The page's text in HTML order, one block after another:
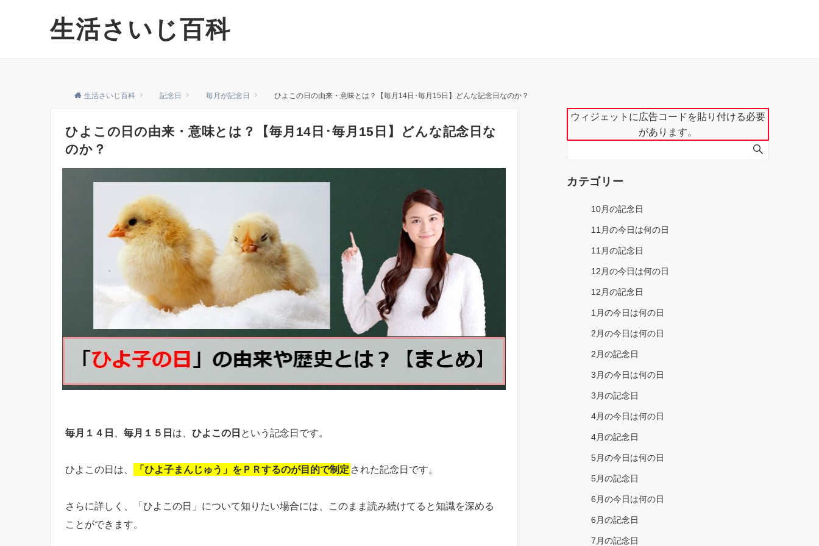
生活さいじ百科
生活さいじ百科 記念日 毎月が記念日 ひよこの日の由来・意味とは？【毎月14日･毎月15日】どんな記念日なのか？
ひよこの日の由来・意味とは？【毎月14日･毎月15日】どんな記念日な
のか？
毎月１４日 毎月１５日 は、 ひよこの日 という記念日です。
ひよこの日は、 「ひよ子まんじゅう」をＰＲするのが目的で制定 された記念日です。
さらに詳しく、「ひよこの日」について知りたい場合には、このまま読み続けてると知識を深める
ことができます。
ウィジェットに広告コードを貼り付ける必要
があります。
カテゴリー
10月の記念日
11月の今日は何の日
11月の記念日
12月の今日は何の日
12月の記念日
1月の今日は何の日
2月の今日は何の日
2月の記念日
3月の今日は何の日
3月の記念日
4月の今日は何の日
4月の記念日
5月の今日は何の日
5月の記念日
6月の今日は何の日
6月の記念日
7月の記念日